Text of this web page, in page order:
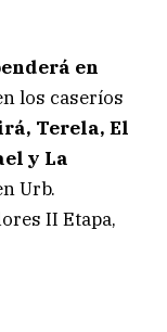
en
los caseríos
Terela, El
y La
Urb.
II Etapa,